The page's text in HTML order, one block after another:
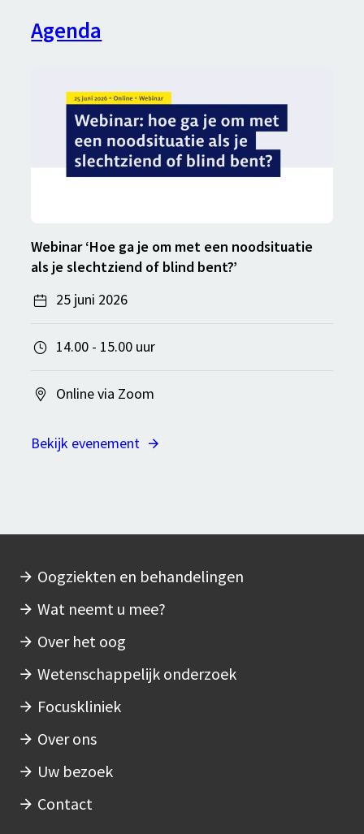
Agenda
Webinar ‘Hoe ga je om met een noodsituatie
als je slechtziend of blind bent?’
25 juni 2026
14.00 - 15.00 uur
Online via Zoom
Bekijk evenement
Hoofdnavigatie
Oogziekten en behandelingen
Wat neemt u mee?
Over het oog
Wetenschappelijk onderzoek
Focuskliniek
Over ons
Uw bezoek
Contact